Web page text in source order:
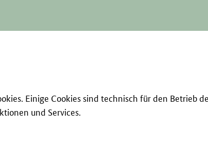
Einige Cookies sind technisch für den Betrieb
und Services.